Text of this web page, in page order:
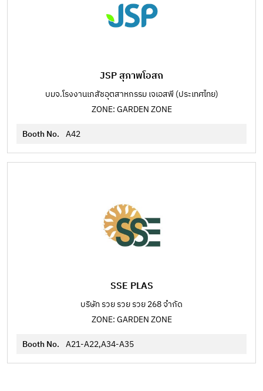
JSP สุภาพโอสถ
บมจ.โรงงานเภสัชอุตสาหกรรม เจเอสพี (ประเทศไทย)
ZONE: GARDEN ZONE
Booth No. A42
SSE PLAS
บริษัท รวย รวย รวย 268 จำกัด
ZONE: GARDEN ZONE
Booth No. A21-A22,A34-A35